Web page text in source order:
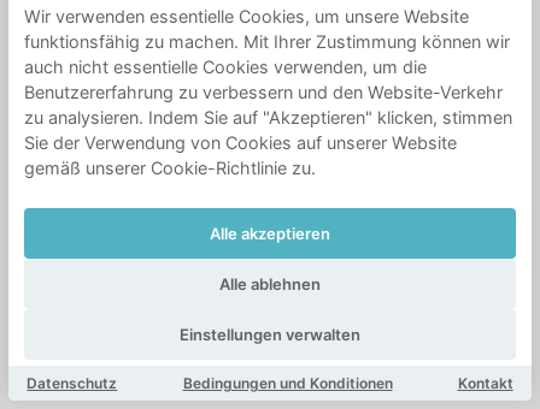
Wir verwenden essentielle Cookies, um unsere Website
funktionsfähig zu machen. Mit Ihrer Zustimmung können wir
auch nicht essentielle Cookies verwenden, um die
Benutzererfahrung zu verbessern und den Website-Verkehr
zu analysieren. Indem Sie auf "Akzeptieren" klicken, stimmen
Sie der Verwendung von Cookies auf unserer Website
gemäß unserer Cookie-Richtlinie zu.
Alle akzeptieren
Alle ablehnen
Einstellungen verwalten
Datenschutz Bedingungen und Konditionen Kontakt